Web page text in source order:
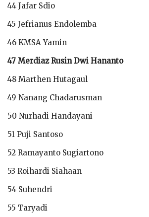
44 Jafar Sdio
45 Jefrianus Endolemba
46 KMSA Yamin
47 Merdiaz Rusin Dwi Hananto
48 Marthen Hutagaul
49 Nanang Chadarusman
50 Nurhadi Handayani
51 Puji Santoso
52 Ramayanto Sugiartono
53 Roihardi Siahaan
54 Suhendri
55 Taryadi